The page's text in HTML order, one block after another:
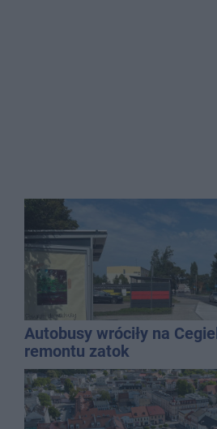
Autobusy wróciły na
remontu zatok